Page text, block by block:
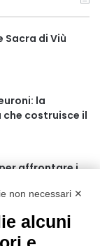
Sacra di Viù
la
costruisce il
affrontare i
futuro:
non necessari ✕
alcuni